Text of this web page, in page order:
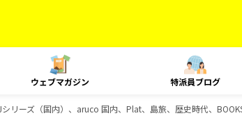
ウェブマガジン 特派員ブログ
リーズ（国内）、aruco 国内、Plat、島旅、歴史時代、